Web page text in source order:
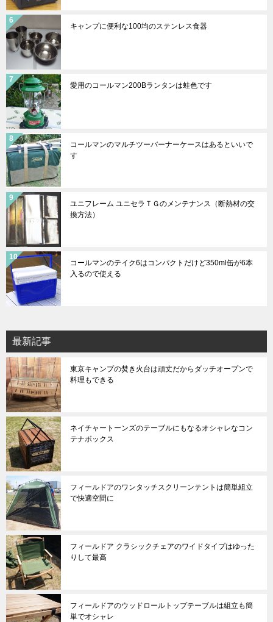
キャンプに便利な100均のステンレス食器
愛用のコールマン200Bランタンは蛙色です
コールマンのマルチツーバーナーケースはあるといいで
す
ユニフレーム ユニセラＴＧのメンテナンス（断熱材の交
換方法）
コールマンのテイク6はコンパクトだけど350ml缶が6本
入るので使える
最新記事
東京キャンプの焚き火台は頑丈だからダッチオープンで
料理もできる
ネイチャートーンズのテーブルにもなるオシャレなコン
テナボックス
フィールドアのワンタッチスクリーンテントは簡単組立
で快適空間に
フィールドア クラシックチェアのワイドタイプはゆった
りして最高
フィールドアのウッドロールトップテーブルは組立も簡
単でオシャレ